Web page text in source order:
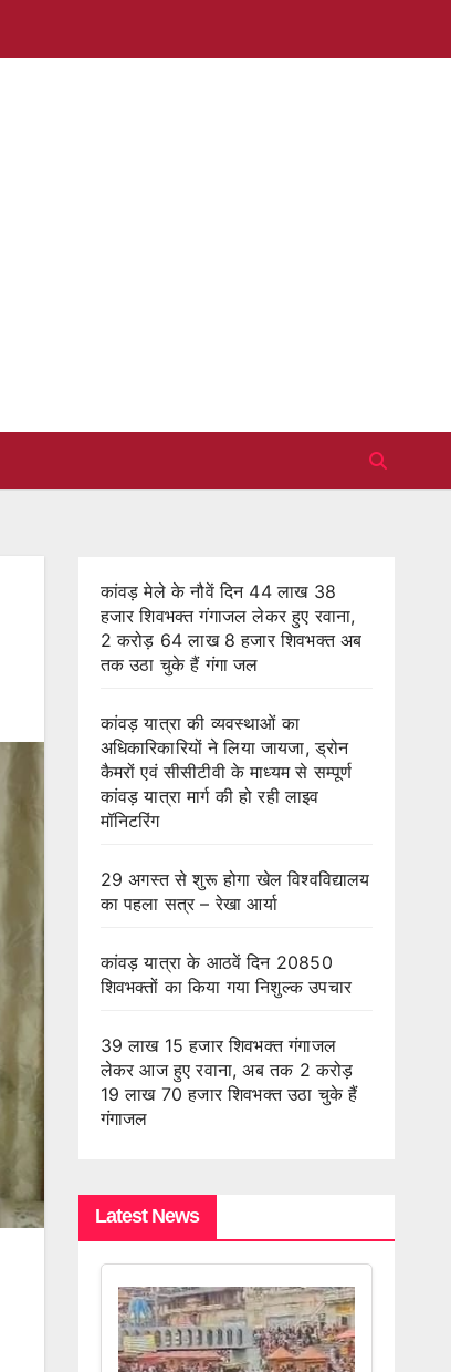
कांवड़ मेले के नौवें दिन 44 लाख 38
हजार शिवभक्त गंगाजल लेकर हुए रवाना,
2 करोड़ 64 लाख 8 हजार शिवभक्त अब
तक उठा चुके हैं गंगा जल
कांवड़ यात्रा की व्यवस्थाओं का
अधिकारिकारियों ने लिया जायजा, ड्रोन
कैमरों एवं सीसीटीवी के माध्यम से सम्पूर्ण
कांवड़ यात्रा मार्ग की हो रही लाइव
मॉनिटरिंग
29 अगस्त से शुरू होगा खेल विश्वविद्यालय
का पहला सत्र – रेखा आर्या
कांवड़ यात्रा के आठवें दिन 20850
शिवभक्तों का किया गया निशुल्क उपचार
39 लाख 15 हजार शिवभक्त गंगाजल
लेकर आज हुए रवाना, अब तक 2 करोड़
19 लाख 70 हजार शिवभक्त उठा चुके हैं
गंगाजल
Latest News